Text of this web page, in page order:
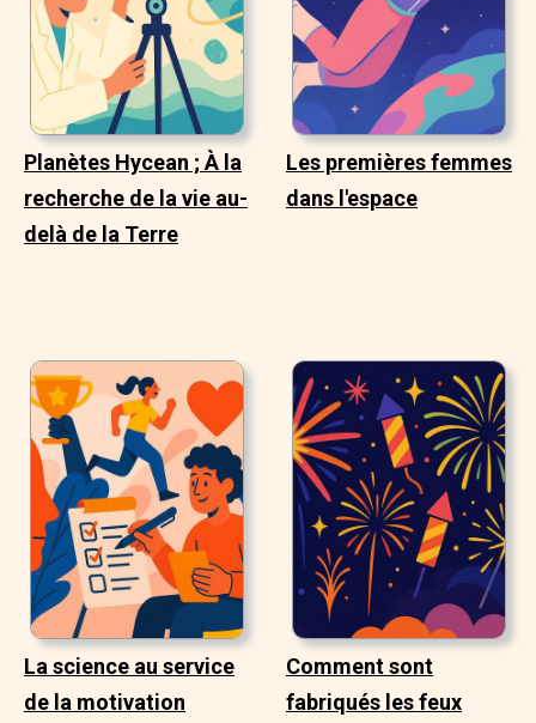
Planètes Hycean ; À la
recherche de la vie au-
delà de la Terre
Les premières femmes
dans l'espace
La science au service
de la motivation
Comment sont
fabriqués les feux